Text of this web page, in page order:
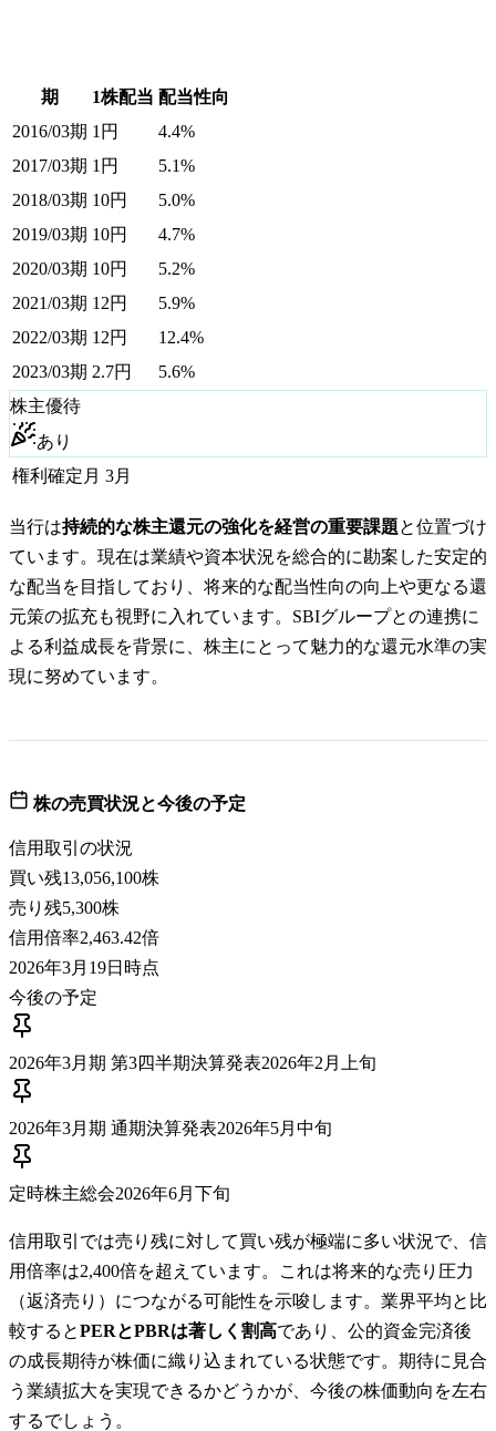
期 1株配当 配当性向
2016/03期 1 円
4.4%
2017/03期 1 円
5.1%
2018/03期 10円
5.0%
2019/03期 10円
4.7%
2020/03期 10円
5.2%
2021/03期 12円
5.9%
2022/03期 12円
12.4%
2023/03期 2.7円
5.6%
株主優待
あり
権利確定月 3月
当行は持続的な株主還元の強化を経営の重要課題と位置づけ
ています。現在は業績や資本状況を総合的に勘案した安定的
な配当を目指しており、将来的な配当性向の向上や更なる還
元策の拡充も視野に入れています。SBIグループとの連携に
よる利益成長を背景に、株主にとって魅力的な還元水準の実
現に努めています。
株の売買状況と今後の予定
信用取引の状況
買い残13,056,100株
売り残5,300株
信用倍率2,463.42倍
2026年3月19日 時点
今後の予定
2026年3月期 第3四半期決算発表2026年2月上旬
2026年3月期 通期決算発表2026年5月中旬
定時株主総会2026年6月下旬
信用取引では売り残に対して買い残が極端に多い状況で、信
用倍率は2,400倍を超えています。これは将来的な売り圧力
（返済売り）につながる可能性を示唆します。業界平均と比
較するとPERとPBRは著しく割高であり、公的資金完済後
の成長期待が株価に織り込まれている状態です。期待に見合
う業績拡大を実現できるかどうかが、今後の株価動向を左右
するでしょう。